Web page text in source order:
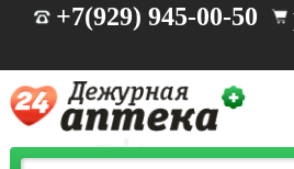
+7(929) 945-00-50